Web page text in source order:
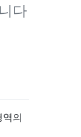
다
의